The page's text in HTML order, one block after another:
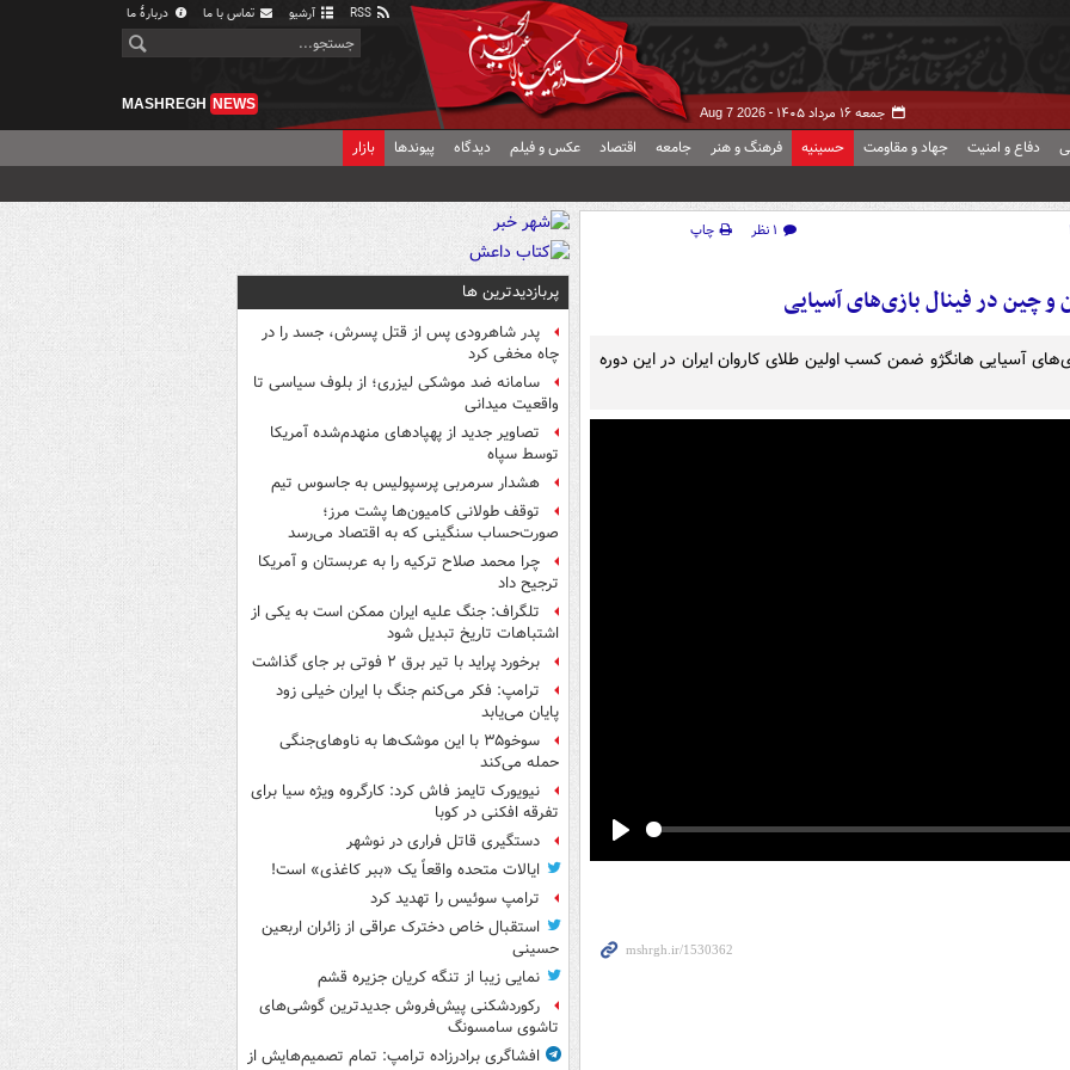
آرشیو تماس با ما دربارهٔ ما
جمعه ۱۶ مرداد ۱۴۰۵ - Aug 7 2026
MASHREGH NEWS
دفاع و امنیت جهاد و مقاومت حسینیه فرهنگ و هنر جامعه اقتصاد عکس و فیلم دیدگاه پیوندها بازار
۱ نظر
چاپ
و چین در فینال بازی‌های آسیایی
بر یک چین در فینال بازی‌های آسیایی هانگژو ضمن کسب اولین طلای کاروان ایران در این دوره
پربازدیدترین ها
پدر شاهرودی پس از قتل پسرش، جسد را در
چاه مخفی کرد
سامانه ضد موشکی لیزری؛ از بلوف سیاسی تا
واقعیت میدانی
تصاویر جدید از پهپادهای منهدم‌شده آمریکا
توسط سپاه
هشدار سرمربی پرسپولیس به جاسوس تیم
توقف طولانی کامیون‌ها پشت مرز؛
صورت‌حساب سنگینی که به اقتصاد می‌رسد
چرا محمد صلاح ترکیه را به عربستان و آمریکا
ترجیح داد
تلگراف: جنگ علیه ایران ممکن است به یکی از
اشتباهات تاریخ تبدیل شود
برخورد پراید با تیر برق ۲ فوتی بر جای گذاشت
ترامپ: فکر می‌کنم جنگ با ایران خیلی زود
پایان می‌یابد
سوخو۳۵ با این موشک‌ها به ناوهای‌جنگی
حمله می‌کند
نیویورک تایمز فاش کرد: کارگروه ویژه سیا برای
تفرقه افکنی در کوبا
دستگیری قاتل فراری در نوشهر
ایالات متحده واقعاً یک «ببر کاغذی» است!
ترامپ سوئیس را تهدید کرد
استقبال خاص دخترک عراقی از زائران اربعین
حسینی
نمایی زیبا از تنگه کریان جزیره قشم
رکوردشکنی پیش‌فروش جدیدترین گوشی‌های
تاشوی سامسونگ
افشاگری برادرزاده ترامپ: تمام تصمیم‌هایش از